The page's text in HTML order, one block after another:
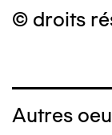
© droits
Autres